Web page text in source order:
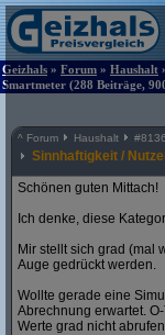
Geizhals » Forum » Haushalt
Smartmeter (288 Beiträge,
^ Forum Haushalt #
Sinnhaftigkeit /
Schönen guten Mittach!
Ich denke, diese
Mir stellt sich grad (mal
Auge gedrückt werden.
Wollte gerade eine
Abrechnung erwartet.
Werte grad nicht